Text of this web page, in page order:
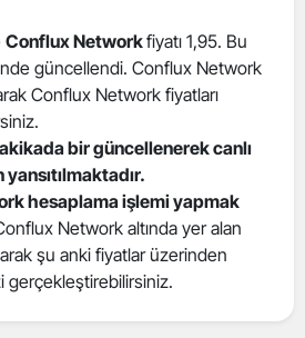
Conflux Networkfiyatı 1,95. Bu
güncellendi. Conflux Network
Conflux Network fiyatları
bir güncellenerek canlı
hesaplama işlemi yapmak
Network altında yer alan
şu anki fiyatlar üzerinden
gerçekleştirebilirsiniz.